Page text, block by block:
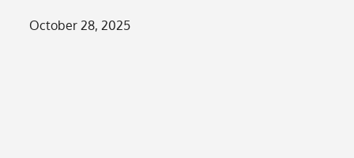
Posted
October 28, 2025